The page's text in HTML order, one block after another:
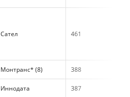
Сател 461
Монтранс* (8) 388
Иннодата 387